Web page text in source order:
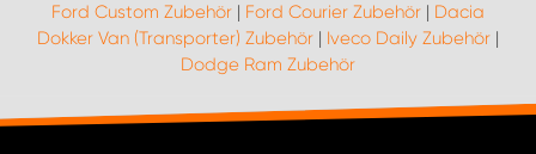
Ford Custom Zubehör | Ford Courier Zubehör | Dacia
Dokker Van (Transporter) Zubehör | Iveco Daily Zubehör |
Dodge Ram Zubehör